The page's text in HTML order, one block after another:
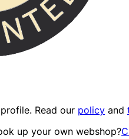
. Read our policy and
up your own webshop?